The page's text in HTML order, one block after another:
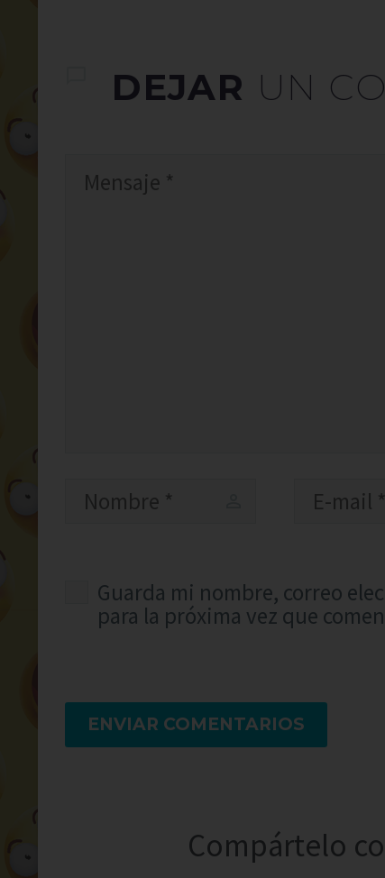
DEJAR UN
Guarda mi nombre, correo
para la próxima vez que
ENVIAR COMENTARIOS
Compártelo